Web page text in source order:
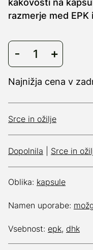
kakovosti na
razmerje med EPK
Najnižja cena v
Srce in ožilje
Dopolnila Srce in
Oblika: kapsule
Namen uporabe:
Vsebnost: epk, dhk